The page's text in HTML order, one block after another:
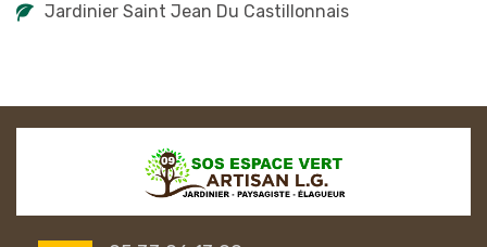
Jardinier Saint Jean Du Castillonnais